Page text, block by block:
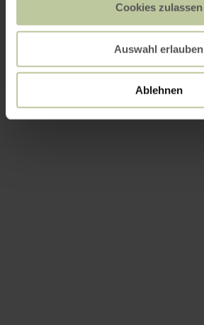
Cookies zulassen
Auswahl erlauben
Ablehnen